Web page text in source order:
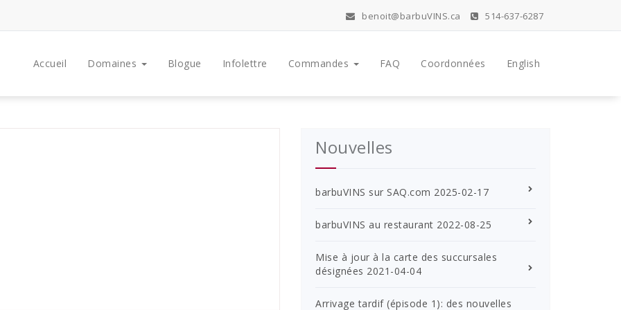
benoit@barbuVINS.ca 514-637-6287
Accueil Domaines Blogue Infolettre Commandes FAQ Coordonnées English
Nouvelles
barbuVINS sur SAQ.com 2025-02-17
barbuVINS au restaurant 2022-08-25
Mise à jour à la carte des succursales
désignées 2021-04-04
Arrivage tardif (épisode 1): des nouvelles